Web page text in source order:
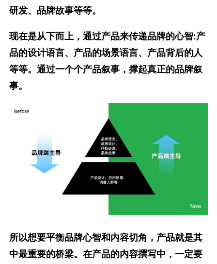
研发、品牌故事等等。
现在是从下而上，通过产品来传递品牌的心智:产
品的设计语言、产品的场景语言、产品背后的人
等等。通过一个个产品叙事，撑起真正的品牌叙
事。
所以想要平衡品牌心智和内容切角，产品就是其
中最重要的桥梁。在产品的内容撰写中，一定要